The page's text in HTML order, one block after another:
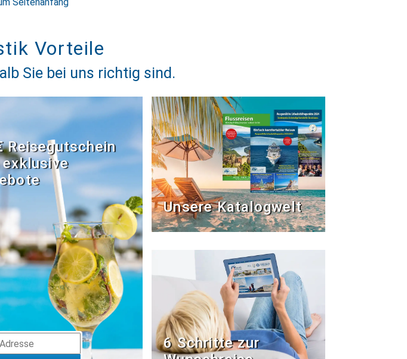
Vorteile
Sie bei uns richtig sind.
Reisegutschein
exklusive
Unsere Katalogwelt
6 Schritte zur